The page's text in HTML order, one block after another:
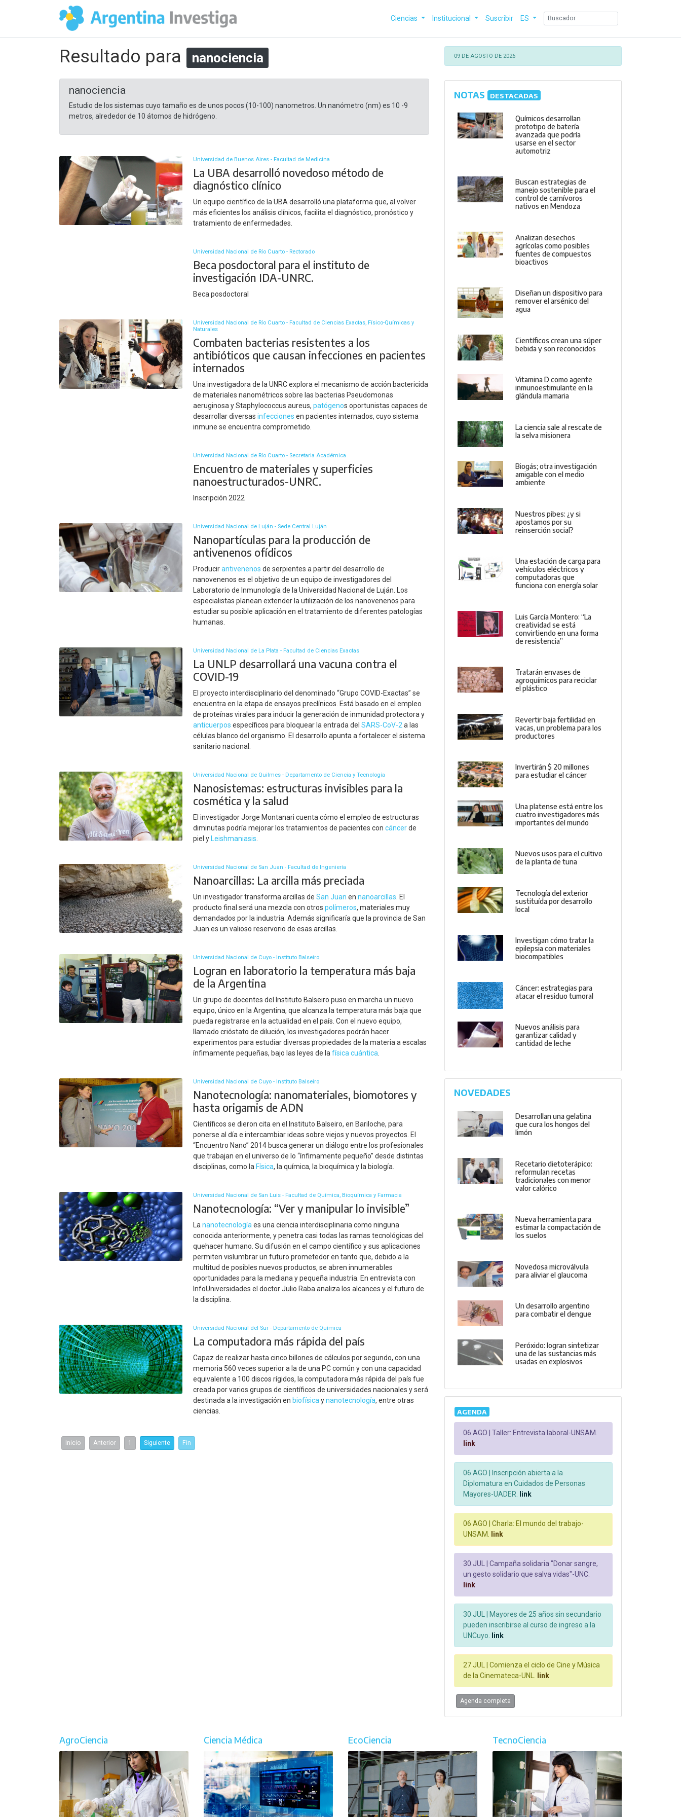
Ciencias Institucional Suscribir ES
Resultado para nanociencia
nanociencia
Estudio de los sistemas cuyo tamaño es de unos pocos (10-100) nanometros. Un nanómetro (nm) es 10 -9
metros, alrededor de 10 átomos de hidrógeno.
Universidad de Buenos Aires - Facultad de Medicina
La UBA desarrolló novedoso método de
diagnóstico clínico
Un equipo científico de la UBA desarrolló una plataforma que, al volver
más eficientes los análisis clínicos, facilita el diagnóstico, pronóstico y
tratamiento de enfermedades.
Universidad Nacional de Río Cuarto - Rectorado
Beca posdoctoral para el instituto de
investigación IDA-UNRC.
Beca posdoctoral
Universidad Nacional de Río Cuarto - Facultad de Ciencias Exactas, Físico-Químicas y
Naturales
Combaten bacterias resistentes a los
antibióticos que causan infecciones en pacientes
internados
Una investigadora de la UNRC explora el mecanismo de acción bactericida
de materiales nanométricos sobre las bacterias Pseudomonas
aeruginosa y Staphylococcus aureus,patógenos oportunistas capaces de
desarrollar diversasinfecciones en pacientes internados, cuyo sistema
inmune se encuentra comprometido.
Universidad Nacional de Río Cuarto - Secretaria Académica
Encuentro de materiales y superficies
nanoestructurados-UNRC.
Inscripción 2022
Universidad Nacional de Luján - Sede Central Luján
Nanopartículas para la producción de
antivenenos ofídicos
Producirantivenenos de serpientes a partir del desarrollo de
nanovenenos es el objetivo de un equipo de investigadores del
Laboratorio de Inmunología de la Universidad Nacional de Luján. Los
especialistas planean extender la utilización de los nanovenenos para
estudiar su posible aplicación en el tratamiento de diferentes patologías
humanas.
Universidad Nacional de La Plata - Facultad de Ciencias Exactas
La UNLP desarrollará una vacuna contra el
COVID-19
El proyecto interdisciplinario del denominado “Grupo COVID-Exactas” se
encuentra en la etapa de ensayos preclínicos. Está basado en el empleo
de proteínas virales para inducir la generación de inmunidad protectora y
anticuerpos específicos para bloquear la entrada delSARS-CoV-2 a las
células blanco del organismo. El desarrollo apunta a fortalecer el sistema
sanitario nacional.
Universidad Nacional de Quilmes - Departamento de Ciencia y Tecnología
Nanosistemas: estructuras invisibles para la
cosmética y la salud
El investigador Jorge Montanari cuenta cómo el empleo de estructuras
diminutas podría mejorar los tratamientos de pacientes concáncerde
piel y
Leishmaniasis
Universidad Nacional de San Juan - Facultad de Ingeniería
Nanoarcillas: La arcilla más preciada
Un investigador transforma arcillas deSan Juan ennanoarcillas . El
producto final será una mezcla con otrospolímeros, materiales muy
demandados por la industria. Además significaría que la provincia de San
Juan es un valioso reservorio de esas arcillas.
Universidad Nacional de Cuyo - Instituto Balseiro
Logran en laboratorio la temperatura más baja
de la Argentina
Un grupo de docentes del Instituto Balseiro puso en marcha un nuevo
equipo, único en la Argentina, que alcanza la temperatura más baja que
pueda registrarse en la actualidad en el país. Con el nuevo equipo,
llamado crióstato de dilución, los investigadores podrán hacer
experimentos para estudiar diversas propiedades de la materia a escalas
ínfimamente pequeñas, bajo las leyes de lafísica cuántica
Universidad Nacional de Cuyo - Instituto Balseiro
Nanotecnología: nanomateriales, biomotores y
hasta origamis de ADN
Científicos se dieron cita en el Instituto Balseiro, en Bariloche, para
ponerse al día e intercambiar ideas sobre viejos y nuevos proyectos. El
“Encuentro Nano” 2014 busca generar un diálogo entre los profesionales
que trabajan en el universo de lo “ínfimamente pequeño” desde distintas
disciplinas, como la Física, la química, la bioquímica y la biología.
Universidad Nacional de San Luis - Facultad de Química, Bioquímica y Farmacia
Nanotecnología: “Ver y manipular lo invisible”
Lananotecnología es una ciencia interdisciplinaria como ninguna
conocida anteriormente, y penetra casi todas las ramas tecnológicas del
quehacer humano. Su difusión en el campo científico y sus aplicaciones
permiten vislumbrar un futuro prometedor en tanto que, debido a la
multitud de posibles nuevos productos, se abren innumerables
oportunidades para la mediana y pequeña industria. En entrevista con
InfoUniversidades el doctor Julio Raba analiza los alcances y el futuro de
la disciplina.
Universidad Nacional del Sur - Departamento de Química
La computadora más rápida del país
Capaz de realizar hasta cinco billones de cálculos por segundo, con una
memoria 560 veces superior a la de una PC común y con una capacidad
equivalente a 100 discos rígidos, la computadora más rápida del país fue
creada por varios grupos de científicos de universidades nacionales y será
destinada a la investigación en biofísica ynanotecnología, entre otras
ciencias.
Inicio Anterior 1 Siguiente Fin
09 DE AGOSTO DE 2026
NOTAS DESTACADAS
Químicos desarrollan
prototipo de batería
avanzada que podría
usarse en el sector
automotriz
Buscan estrategias de
manejo sostenible para el
control de carnívoros
nativos en Mendoza
Analizan desechos
agrícolas como posibles
fuentes de compuestos
bioactivos
Diseñan un dispositivo para
remover el arsénico del
agua
Científicos crean una súper
bebida y son reconocidos
Vitamina D como agente
inmunoestimulante en la
glándula mamaria
La ciencia sale al rescate de
la selva misionera
Biogás; otra investigación
amigable con el medio
ambiente
Nuestros pibes: ¿y si
apostamos por su
reinserción social?
Una estación de carga para
vehículos eléctricos y
computadoras que
funciona con energía solar
Luis García Montero: “La
creatividad se está
convirtiendo en una forma
de resistencia”
Tratarán envases de
agroquímicos para reciclar
el plástico
Revertir baja fertilidad en
vacas, un problema para los
productores
Invertirán $ 20 millones
para estudiar el cáncer
Una platense está entre los
cuatro investigadores más
importantes del mundo
Nuevos usos para el cultivo
de la planta de tuna
Tecnología del exterior
sustituída por desarrollo
local
Investigan cómo tratar la
epilepsia con materiales
biocompatibles
Cáncer: estrategias para
atacar el residuo tumoral
Nuevos análisis para
garantizar calidad y
cantidad de leche
NOVEDADES
Desarrollan una gelatina
que cura los hongos del
limón
Recetario dietoterápico:
reformulan recetas
tradicionales con menor
valor calórico
Nueva herramienta para
estimar la compactación de
los suelos
Novedosa microválvula
para aliviar el glaucoma
Un desarrollo argentino
para combatir el dengue
Peróxido: logran sintetizar
una de las sustancias más
usadas en explosivos
AGENDA
06 AGO |
Taller: Entrevista laboral-UNSAM.
link
06 AGO |
Inscripción abierta a la
Diplomatura en Cuidados de Personas
Mayores-UADER.
link
06 AGO |
Charla: El mundo del trabajo-
UNSAM.
link
30 JUL |
Campaña solidaria "Donar sangre,
un gesto solidario que salva vidas"-UNC.
link
30 JUL |
Mayores de 25 años sin secundario
pueden inscribirse al curso de ingreso a la
UNCuyo.
link
27 JUL |
Comienza el ciclo de Cine y Música
de la Cinemateca-UNL.
link
Agenda completa
AgroCiencia Ciencia Médica EcoCiencia TecnoCiencia